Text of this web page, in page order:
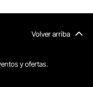
Volver arriba
y ofertas.